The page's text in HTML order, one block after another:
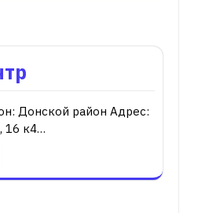
Донской район Адрес:
16 к4…